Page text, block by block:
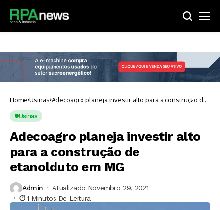
Home Usinas Adecoagro planeja investir alto para a construção de
etanolduto em MG
Usinas
Adecoagro planeja investir alto
para a construção de
etanolduto em MG
Admin
Atualizado Novembro 29, 2021
1 Minutos De Leitura